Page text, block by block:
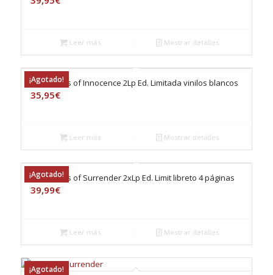
Leer más Mostrar detalles
¡Agotado!
U2 – Songs of Innocence 2Lp Ed. Limitada vinilos blancos
35,95€
Leer más Mostrar detalles
¡Agotado!
U2 – Songs of Surrender 2xLp Ed. Limit libreto 4 páginas
39,99€
Leer más Mostrar detalles
¡Agotado!